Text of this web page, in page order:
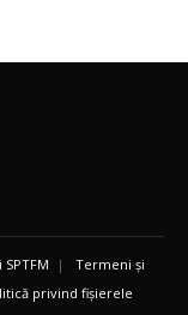
| Termeni și
privind fișierele